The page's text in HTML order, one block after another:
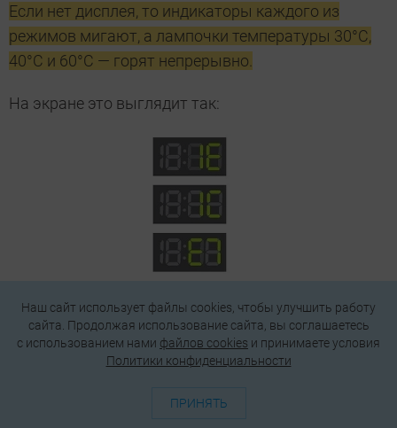
Если нет дисплея, то индикаторы каждого из
режимов мигают, а лампочки температуры 30°С,
40°С и 60°С — горят непрерывно.
На экране это выглядит так:
О чем
говорит
Причины Что можно
Наш сайт использует файлы cookies, чтобы улучшить работу
сайта. Продолжая использование сайта, вы соглашаетесь
c использованием нами файлов cookies и принимаете условия
Политики конфиденциальности
ПРИНЯТЬ